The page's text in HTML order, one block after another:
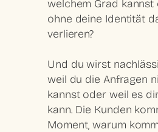
welchem Grad kannst
ohne deine Identität
verlieren?
Und du wirst
weil du die Anfragen
kannst oder weil es
kann. Die Kunden
Moment, warum